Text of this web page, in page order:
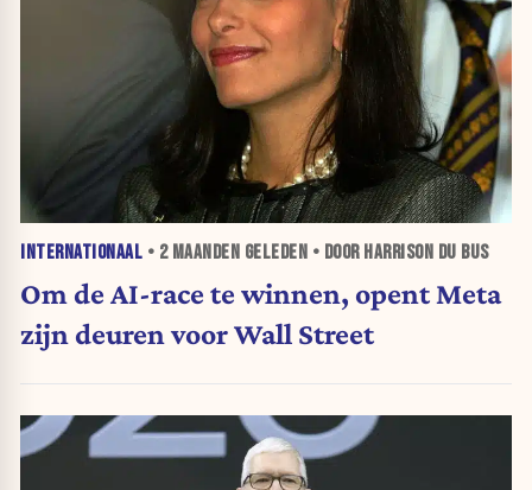
INTERNATIONAAL • 2 MAANDEN GELEDEN • DOOR HARRISON DU BUS
Om de AI-race te winnen, opent Meta
zijn deuren voor Wall Street